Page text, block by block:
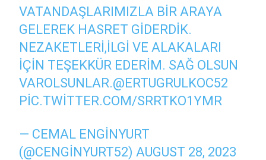
VATANDAŞLARIMIZLA BIR ARAYA
GELEREK HASRET GIDERDIK.
NEZAKETLERI,ILGI VE ALAKALARI
IÇIN TEŞEKKÜR EDERIM. SAĞ OLSUN
VAROLSUNLAR.@ERTUGRULKOC52
PIC.TWITTER.COM/SRRTKO1YMR
— CEMAL ENGINYURT
(@CENGINYURT52) AUGUST 28, 2023